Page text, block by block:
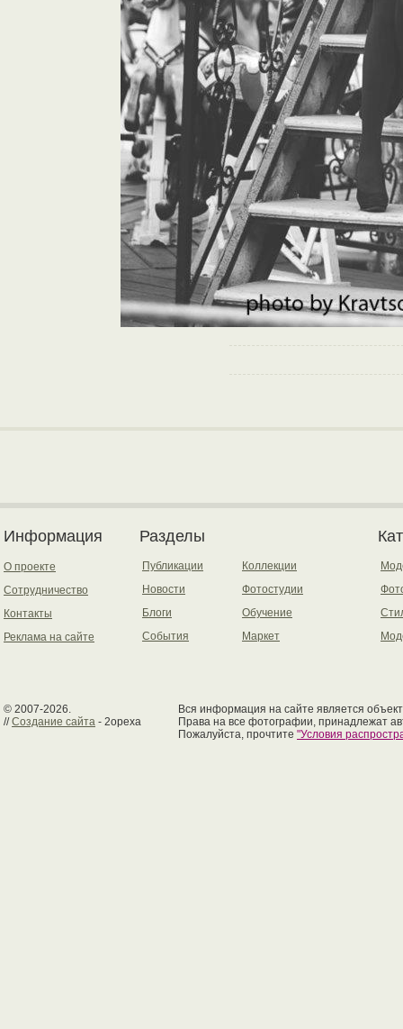
Информация
О проекте
Сотрудничество
Контакты
Реклама на сайте
Разделы
Публикации
Новости
Блоги
События
Коллекции
Фотостудии
Обучение
Маркет
© 2007-2026.
//Создание сайта - 2opexa
Вся информация на сайте является
Права на все фотографии, принадлежат
Пожалуйста, прочтите "Условия